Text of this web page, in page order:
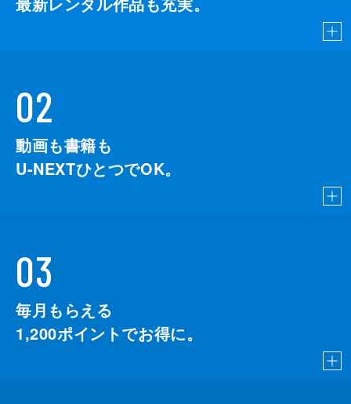
02
動画も書籍も
U-NEXTひとつでOK。
03
毎月もらえる
1,200ポイントでお得に。